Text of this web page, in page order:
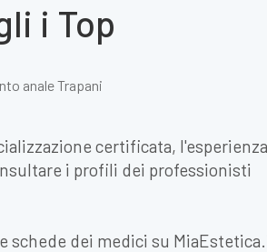
i Top
anale Trapani
certificata, l'esperienza
i profili dei professionisti
schede dei medici su